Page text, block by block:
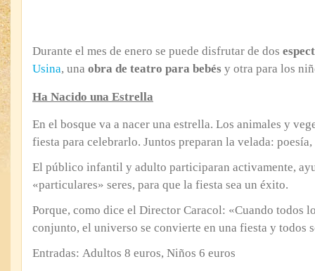
Durante el mes de enero se puede disfrutar de dos
Usina, una obra de teatro para bebés y otra para los
Ha Nacido una Estrella
En el bosque va a nacer una estrella. Los animales y
fiesta para celebrarlo. Juntos preparan la velada:
El público infantil y adulto participaran activamente,
«particulares» seres, para que la fiesta sea un éxito.
Porque, como dice el Director Caracol: «Cuando todos
conjunto, el universo se convierte en una fiesta y todos
Entradas: Adultos 8 euros, Niños 6 euros